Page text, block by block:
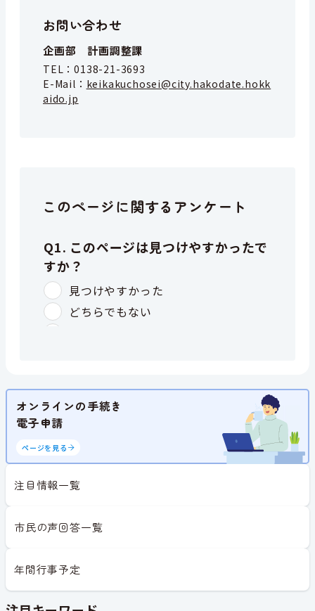
お問い合わせ
企画部 計画調整課
TEL：0138-21-3693
E-Mail： keikakuchosei@city.hakodate.hokk
aido.jp
このページに関するアンケート
オンラインの手続き
電子申請
ページを見る
注目情報一覧
市民の声回答一覧
年間行事予定